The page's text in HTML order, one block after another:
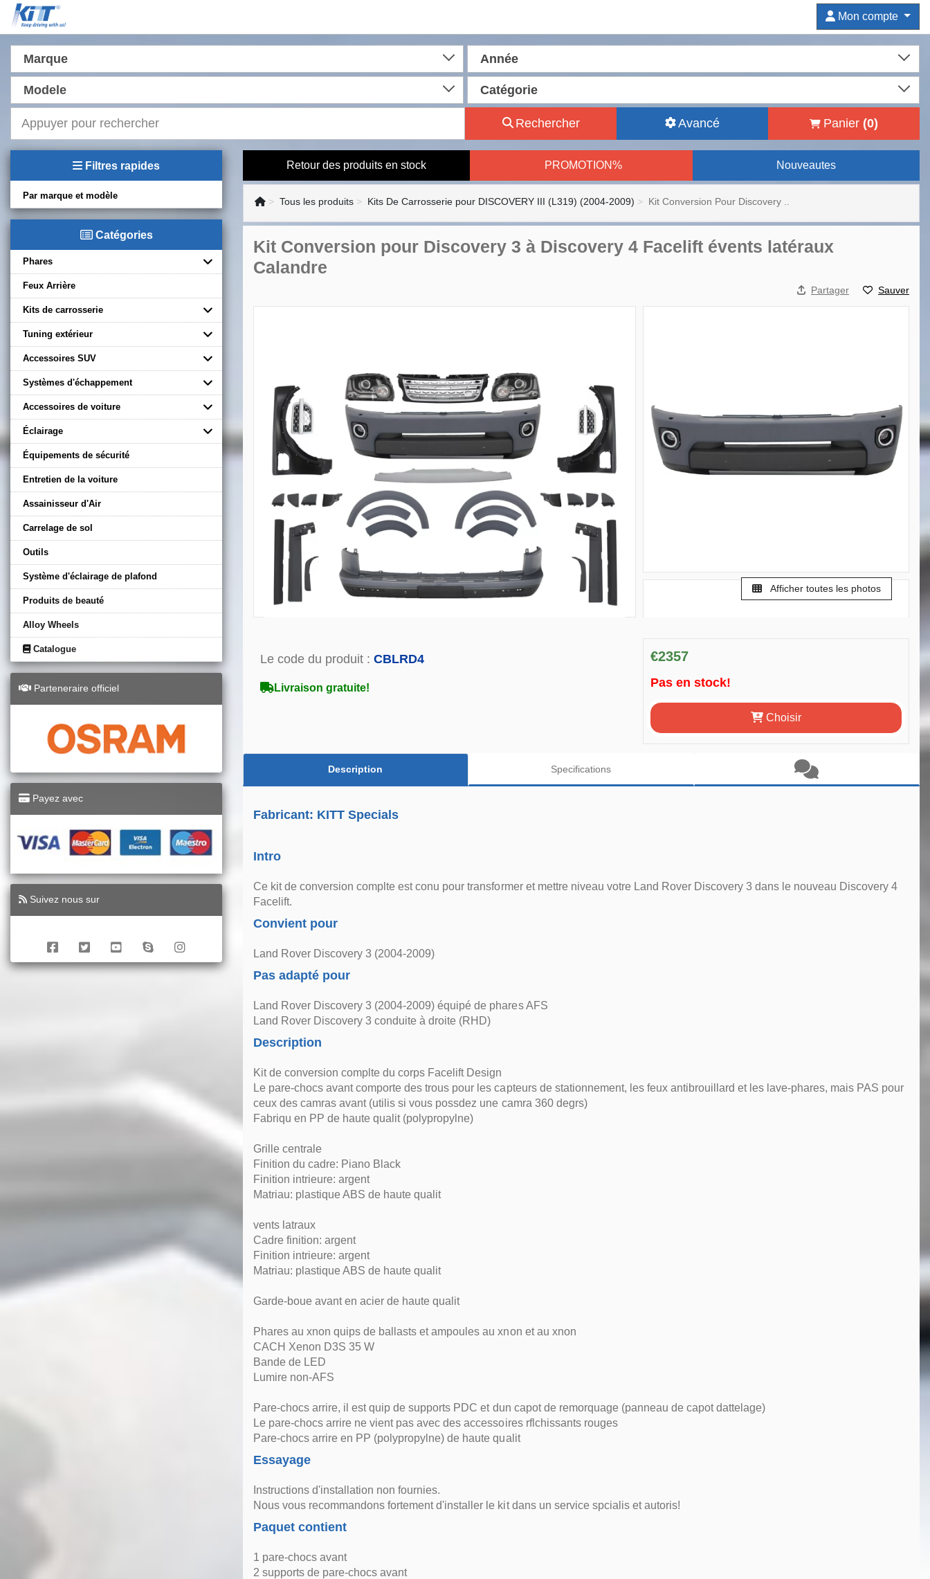
Mon compte
Marque Année
Modele Catégorie
Rechercher Avancé Panier (0)
Filtres rapides
Par marque et modèle
Catégories
Phares
Feux Arrière
Kits de carrosserie
Tuning extérieur
Accessoires SUV
Systèmes d'échappement
Accessoires de voiture
Éclairage
Équipements de sécurité
Entretien de la voiture
Assainisseur d'Air
Carrelage de sol
Outils
Système d'éclairage de plafond
Produits de beauté
Alloy Wheels
Catalogue
Parteneraire officiel
Payez avec
Suivez nous sur
Retour des produits en stock PROMOTION% Nouveautes
Tous les produits Kits De Carrosserie pour DISCOVERY III (L319) (2004-2009) Kit Conversion Pour Discovery ..
Kit Conversion pour Discovery 3 à Discovery 4 Facelift évents latéraux
Calandre
Partager Sauver
Afficher toutes les photos
Le code du produit : CBLRD4
Livraison gratuite!
€2357
Pas en stock!
Choisir
Description Specifications
Fabricant: KITT Specials
Intro
Ce kit de conversion complte est conu pour transformer et mettre niveau votre Land Rover Discovery 3 dans le nouveau Discovery 4
Facelift.
Convient pour
Land Rover Discovery 3 (2004-2009)
Pas adapté pour
Land Rover Discovery 3 (2004-2009) équipé de phares AFS
Land Rover Discovery 3 conduite à droite (RHD)
Description
Kit de conversion complte du corps Facelift Design
Le pare-chocs avant comporte des trous pour les capteurs de stationnement, les feux antibrouillard et les lave-phares, mais PAS pour
ceux des camras avant (utilis si vous possdez une camra 360 degrs)
Fabriqu en PP de haute qualit (polypropylne)
Grille centrale
Finition du cadre: Piano Black
Finition intrieure: argent
Matriau: plastique ABS de haute qualit
vents latraux
Cadre finition: argent
Finition intrieure: argent
Matriau: plastique ABS de haute qualit
Garde-boue avant en acier de haute qualit
Phares au xnon quips de ballasts et ampoules au xnon et au xnon
CACH Xenon D3S 35 W
Bande de LED
Lumire non-AFS
Pare-chocs arrire, il est quip de supports PDC et dun capot de remorquage (panneau de capot dattelage)
Le pare-chocs arrire ne vient pas avec des accessoires rflchissants rouges
Pare-chocs arrire en PP (polypropylne) de haute qualit
Essayage
Instructions d'installation non fournies.
Nous vous recommandons fortement d'installer le kit dans un service spcialis et autoris!
Paquet contient
1 pare-chocs avant
2 supports de pare-chocs avant